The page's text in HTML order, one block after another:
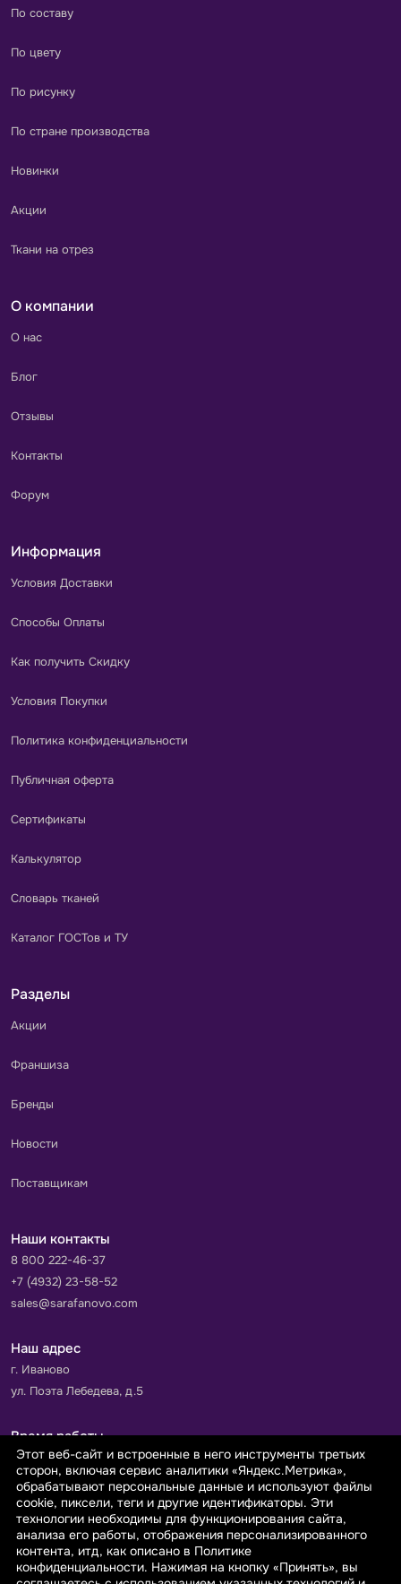
По составу
По цвету
По рисунку
По стране производства
Новинки
Акции
Ткани на отрез
О компании
О нас
Блог
Отзывы
Контакты
Форум
Информация
Условия Доставки
Способы Оплаты
Как получить Скидку
Условия Покупки
Политика конфиденциальности
Публичная оферта
Сертификаты
Калькулятор
Словарь тканей
Каталог ГОСТов и ТУ
Разделы
Акции
Франшиза
Бренды
Новости
Поставщикам
Наши контакты
8 800 222-46-37
+7 (4932) 23-58-52
sales@sarafanovo.com
Наш адрес
г. Иваново
ул. Поэта Лебедева, д.5
Время работы
Пн-Пт с 9.00 до 18.00
Сб-Вс: выходной
Принимаем к оплате
Этот веб-сайт и встроенные в него инструменты третьих
сторон, включая сервис аналитики «Яндекс.Метрика»,
обрабатывают персональные данные и используют файлы
cookie, пиксели, теги и другие идентификаторы. Эти
технологии необходимы для функционирования сайта,
анализа его работы, отображения персонализированного
контента, итд, как описано в Политике
конфиденциальности. Нажимая на кнопку «Принять», вы